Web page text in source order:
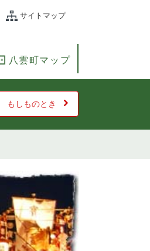
サイトマップ
八雲町マップ
もしものとき